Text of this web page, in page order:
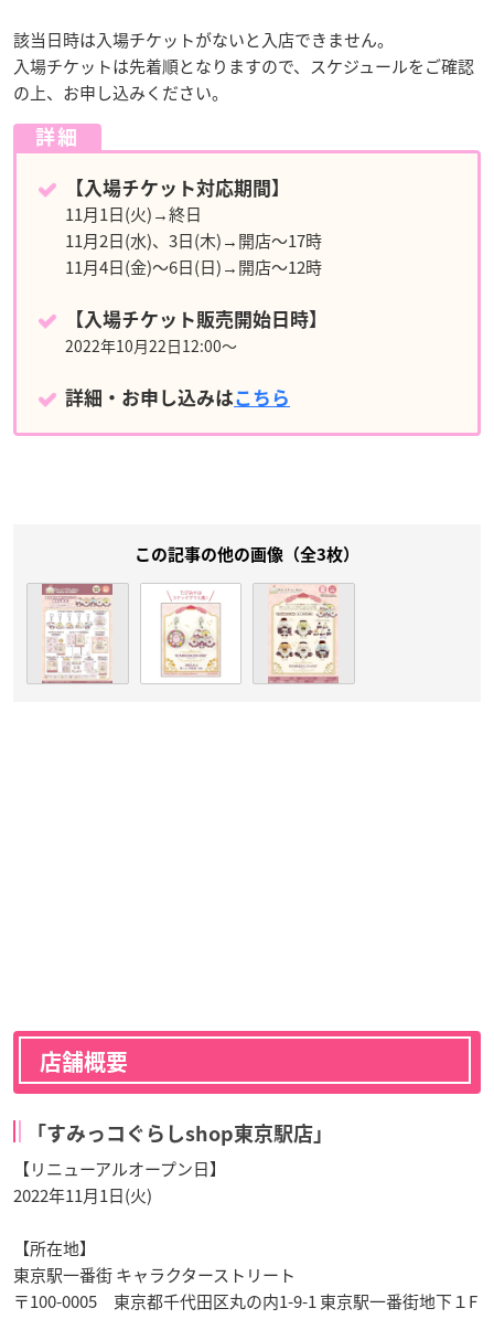
該当日時は入場チケットがないと入店できません。
入場チケットは先着順となりますので、スケジュールをご確認
の上、お申し込みください。
詳細
【入場チケット対応期間】
11月1日(火)→終日
11月2日(水)、3日(木)→開店～17時
11月4日(金)〜6日(日)→開店～12時
【入場チケット販売開始日時】
2022年10月22日12:00～
詳細・お申し込みはこちら
この記事の他の画像（全3枚）
店舗概要
「すみっコぐらしshop東京駅店」
【リニューアルオープン日】
2022年11月1日(火)
【所在地】
東京駅一番街 キャラクターストリート
〒100-0005 東京都千代田区丸の内1-9-1 東京駅一番街地下１F